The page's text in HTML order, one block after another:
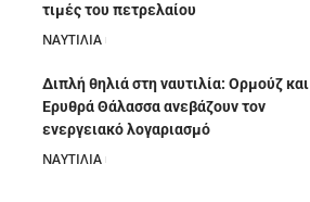
τιμές του πετρελαίου
ΝΑΥΤΙΛΙΑ
Διπλή θηλιά στη ναυτιλία: Ορμούζ και
Ερυθρά Θάλασσα ανεβάζουν τον
ενεργειακό λογαριασμό
ΝΑΥΤΙΛΙΑ